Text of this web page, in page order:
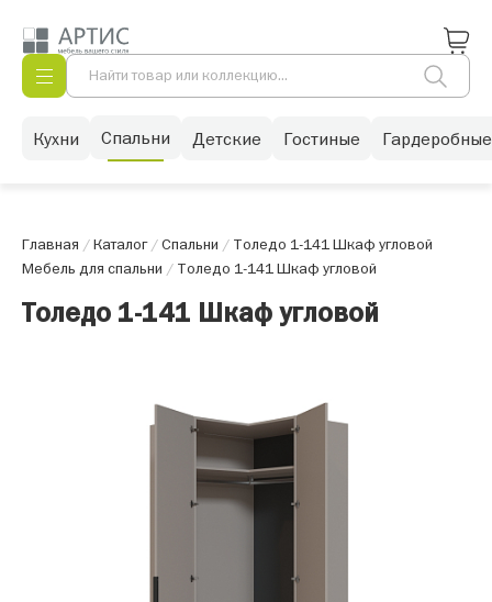
Кухни Спальни Детские Гостиные Гардеробные
Главная /Каталог/Спальни / Толедо 1-141 Шкаф угловой
Мебель для спальни / Толедо 1-141 Шкаф угловой
Толедо 1-141 Шкаф угловой